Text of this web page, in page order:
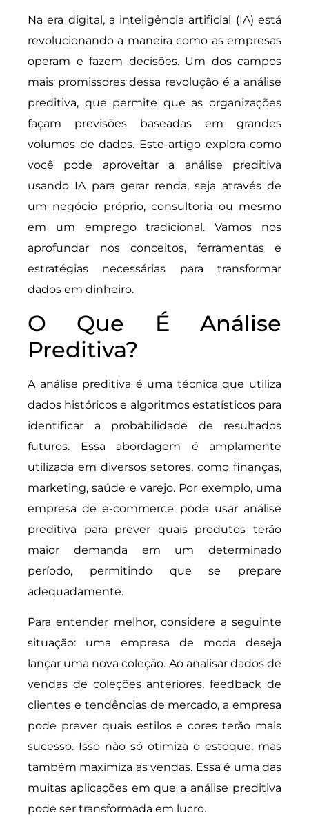
Na era digital, a inteligência artificial (IA) está
revolucionando a maneira como as empresas
operam e fazem decisões. Um dos campos
mais promissores dessa revolução é a análise
preditiva, que permite que as organizações
façam previsões baseadas em grandes
volumes de dados. Este artigo explora como
você pode aproveitar a análise preditiva
usando IA para gerar renda, seja através de
um negócio próprio, consultoria ou mesmo
em um emprego tradicional. Vamos nos
aprofundar nos conceitos, ferramentas e
estratégias necessárias para transformar
dados em dinheiro.
O Que É Análise
Preditiva?
A análise preditiva é uma técnica que utiliza
dados históricos e algoritmos estatísticos para
identificar a probabilidade de resultados
futuros. Essa abordagem é amplamente
utilizada em diversos setores, como finanças,
marketing, saúde e varejo. Por exemplo, uma
empresa de e-commerce pode usar análise
preditiva para prever quais produtos terão
maior demanda em um determinado
período, permitindo que se prepare
adequadamente.
Para entender melhor, considere a seguinte
situação: uma empresa de moda deseja
lançar uma nova coleção. Ao analisar dados de
vendas de coleções anteriores, feedback de
clientes e tendências de mercado, a empresa
pode prever quais estilos e cores terão mais
sucesso. Isso não só otimiza o estoque, mas
também maximiza as vendas. Essa é uma das
muitas aplicações em que a análise preditiva
pode ser transformada em lucro.